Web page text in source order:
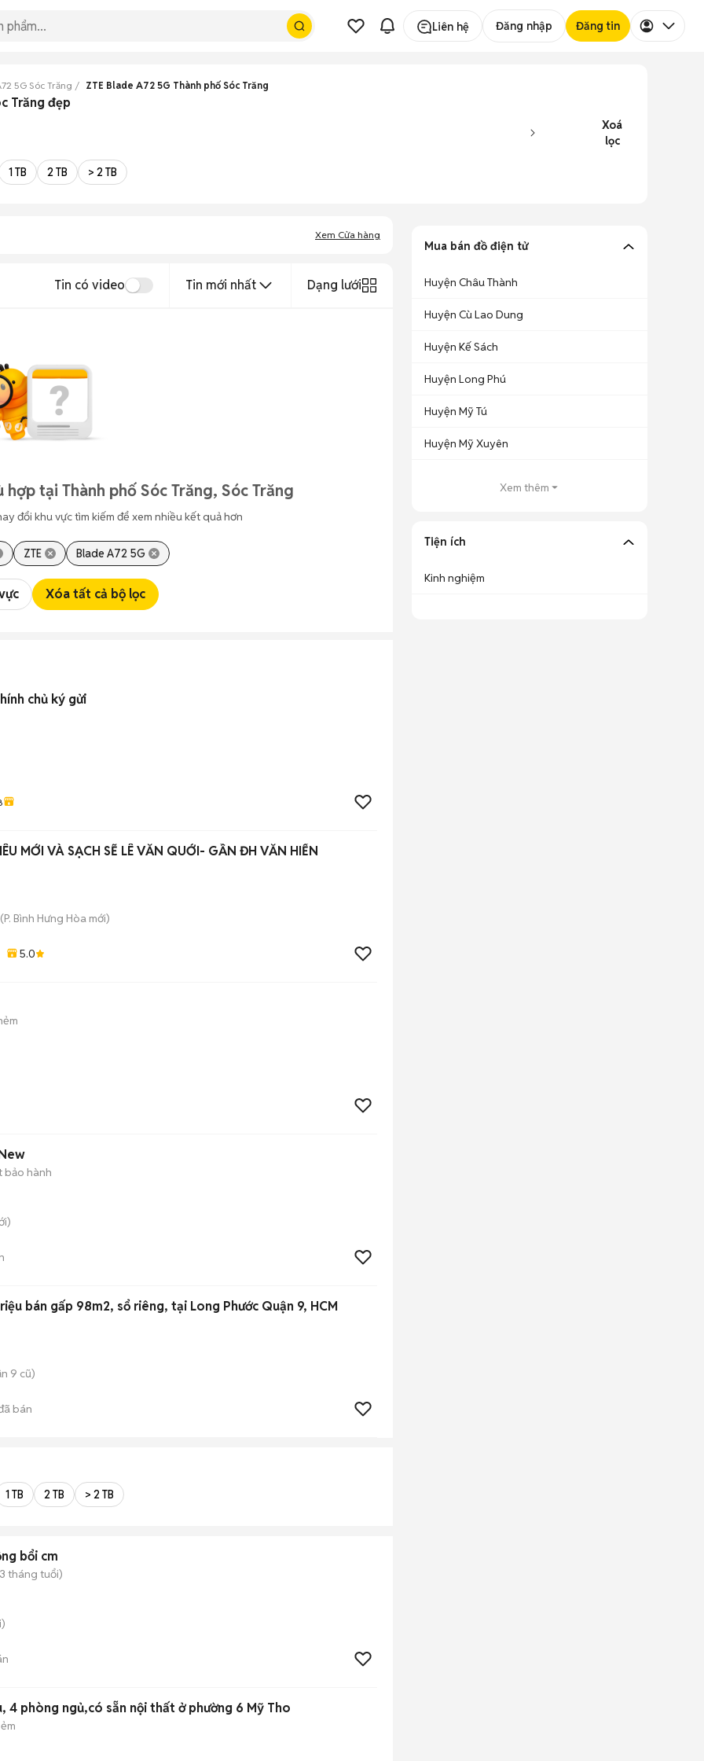
Liên hệ Đăng nhập Đăng tin
5G Sóc Trăng ZTE Blade A72 5G Thành phố Sóc Trăng
Trăng đẹp
Xoá
lọc
1 TB 2 TB > 2 TB
Xem Cửa hàng
Tin có video Tin mới nhất Dạng lưới
tại Thành phố Sóc Trăng, Sóc Trăng
đổi khu vực tìm kiếm để xem nhiều kết quả hơn
ZTE Blade A72 5G
Xóa tất cả bộ lọc
chủ ký gửi
MỚI VÀ SẠCH SẼ LÊ VĂN QUỚI- GẦN ĐH VĂN HIẾN
P. Bình Hưng Hòa mới)
5.0
bảo hành
bán gấp 98m2, sổ riêng, tại Long Phước Quận 9, HCM
9 cũ)
bán
1 TB 2 TB > 2 TB
bổi cm
tháng tuổi)
4 phòng ngủ,có sẵn nội thất ở phường 6 Mỹ Tho
Mua bán đồ điện tử
Huyện Châu Thành
Huyện Cù Lao Dung
Huyện Kế Sách
Huyện Long Phú
Huyện Mỹ Tú
Huyện Mỹ Xuyên
Xem thêm
Tiện ích
Kinh nghiệm